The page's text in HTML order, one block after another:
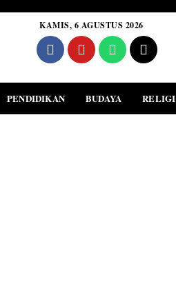
KAMIS, 6 AGUSTUS 2026
PENDIDIKAN BUDAYA RELIGI